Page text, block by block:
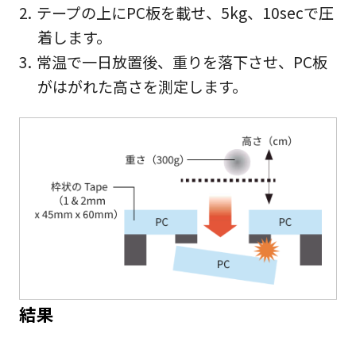
テープの上にPC板を載せ、5kg、10secで圧
着します。
常温で一日放置後、重りを落下させ、PC板
がはがれた高さを測定します。
結果